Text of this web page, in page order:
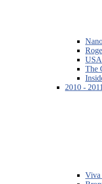
USA
The
2010 -
Viva